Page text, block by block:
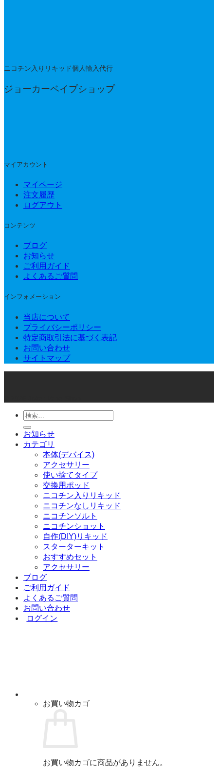
ニコチン入りリキッド個人輸入代行
ジョーカーベイプショップ
マイアカウント
マイページ
注文履歴
ログアウト
コンテンツ
ブログ
お知らせ
ご利用ガイド
よくあるご質問
インフォメーション
当店について
プライバシーポリシー
特定商取引法に基づく表記
お問い合わせ
サイトマップ
検
索
対
象:
お知らせ
カテゴリ
本体(デバイス)
アクセサリー
使い捨てタイプ
交換用ポッド
ニコチン入りリキッド
ニコチンなしリキッド
ニコチンソルト
ニコチンショット
自作(DIY)リキッド
スターターキット
おすすめセット
アクセサリー
ブログ
ご利用ガイド
よくあるご質問
お問い合わせ
ログイン
お買い物カゴ
お買い物カゴに商品がありません。